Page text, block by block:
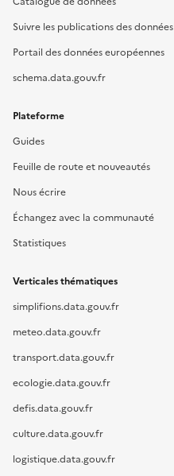
Suivre les publications des données
Portail des données européennes
schema.data.gouv.fr
Plateforme
Guides
Feuille de route et nouveautés
Nous écrire
Échangez avec la communauté
Statistiques
Verticales thématiques
simplifions.data.gouv.fr
meteo.data.gouv.fr
transport.data.gouv.fr
ecologie.data.gouv.fr
defis.data.gouv.fr
culture.data.gouv.fr
logistique.data.gouv.fr